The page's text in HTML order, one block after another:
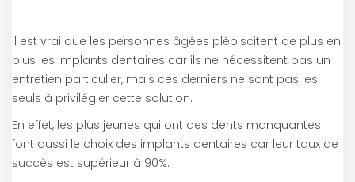
Il est vrai que les personnes âgées plébiscitent de plus en
plus les implants dentaires car ils ne nécessitent pas un
entretien particulier, mais ces derniers ne sont pas les
seuls à privilégier cette solution.
En effet, les plus jeunes qui ont des dents manquantes
font aussi le choix des implants dentaires car leur taux de
succès est supérieur à 90%.